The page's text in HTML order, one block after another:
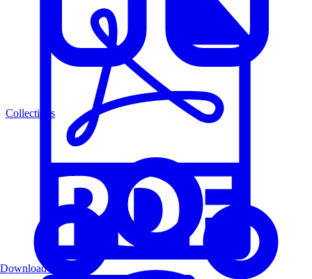
Collections
Download PDF